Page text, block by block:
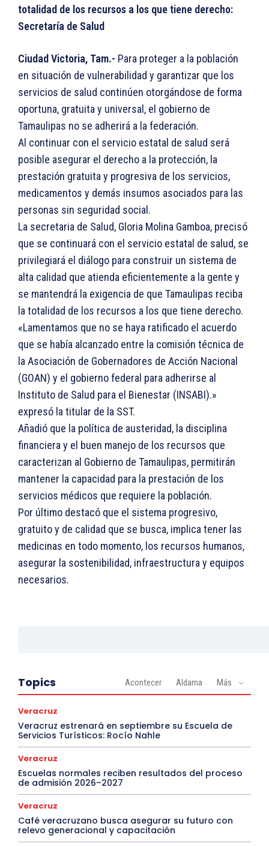
totalidad de los recursos a los que tiene derecho:
Secretaría de Salud
Ciudad Victoria, Tam.- Para proteger a la población
en situación de vulnerabilidad y garantizar que los
servicios de salud continúen otorgándose de forma
oportuna, gratuita y universal, el gobierno de
Tamaulipas no se adherirá a la federación.
Al continuar con el servicio estatal de salud será
posible asegurar el derecho a la protección, la
prestación gratuita y progresiva de los servicios,
medicamentos y demás insumos asociados para las
personas sin seguridad social.
La secretaria de Salud, Gloria Molina Gamboa, precisó
que se continuará con el servicio estatal de salud, se
privilegiará el diálogo para construir un sistema de
alta calidad que atienda eficientemente a la gente y
se mantendrá la exigencia de que Tamaulipas reciba
la totalidad de los recursos a los que tiene derecho.
«Lamentamos que no se haya ratificado el acuerdo
que se había alcanzado entre la comisión técnica de
la Asociación de Gobernadores de Acción Nacional
(GOAN) y el gobierno federal para adherirse al
Instituto de Salud para el Bienestar (INSABI).»
expresó la titular de la SST.
Añadió que la política de austeridad, la disciplina
financiera y el buen manejo de los recursos que
caracterizan al Gobierno de Tamaulipas, permitirán
mantener la capacidad para la prestación de los
servicios médicos que requiere la población.
Por último destacó que el sistema progresivo,
gratuito y de calidad que se busca, implica tener las
medicinas en todo momento, los recursos humanos,
asegurar la sostenibilidad, infraestructura y equipos
necesarios.
Topics Acontecer Aldama Más
Veracruz
Veracruz estrenará en septiembre su Escuela de
Servicios Turísticos: Rocío Nahle
Veracruz
Escuelas normales reciben resultados del proceso
de admisión 2026–2027
Veracruz
Café veracruzano busca asegurar su futuro con
relevo generacional y capacitación